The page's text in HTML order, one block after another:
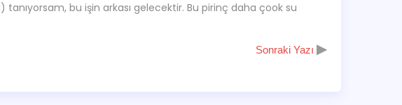
tanıyorsam, bu işin arkası gelecektir. Bu pirinç daha çook su
Sonraki Yazı ▶